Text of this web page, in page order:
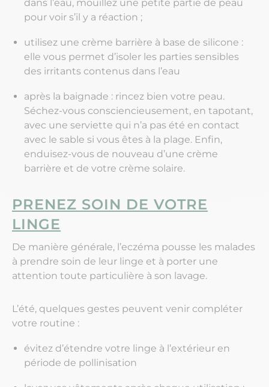
dans l’eau, mouillez une petite partie de peau
pour voir s’il y a réaction ;
utilisez une crème barrière à base de silicone :
elle vous permet d’isoler les parties sensibles
des irritants contenus dans l’eau
après la baignade : rincez bien votre peau.
Séchez-vous consciencieusement, en tapotant,
avec une serviette qui n’a pas été en contact
avec le sable si vous êtes à la plage. Enfin,
enduisez-vous de nouveau d’une crème
barrière et de votre crème solaire.
PRENEZ SOIN DE VOTRE
LINGE
De manière générale, l’eczéma pousse les malades
à prendre soin de leur linge et à porter une
attention toute particulière à son lavage.
L’été, quelques gestes peuvent venir compléter
votre routine :
évitez d’étendre votre linge à l’extérieur en
période de pollinisation